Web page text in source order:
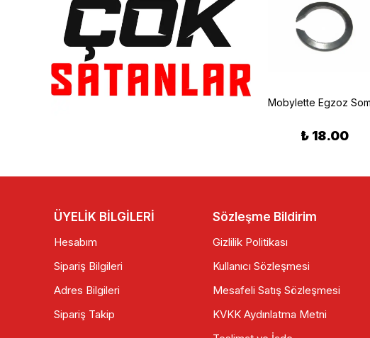
₺ 18.00
ÜYELİK BİLGİLERİ
Hesabım
Sipariş Bilgileri
Adres Bilgileri
Sipariş Takip
Sözleşme Bildirim
Gizlilik Politikası
Kullanıcı Sözleşmesi
Mesafeli Satış Sözleşmesi
KVKK Aydınlatma Metni